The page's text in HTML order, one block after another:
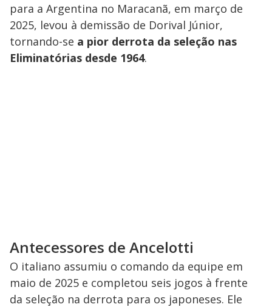
para a Argentina no Maracanã, em março de
2025, levou à demissão de Dorival Júnior,
tornando-se a pior derrota da seleção nas
Eliminatórias desde 1964.
Antecessores de Ancelotti
O italiano assumiu o comando da equipe em
maio de 2025 e completou seis jogos à frente
da seleção na derrota para os japoneses. Ele